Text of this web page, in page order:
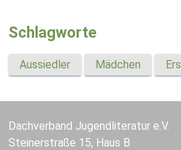
Schlagworte
Aussiedler Mädchen
Dachverband Jugendliteratur e.V.
Steinerstraße 15, Haus B